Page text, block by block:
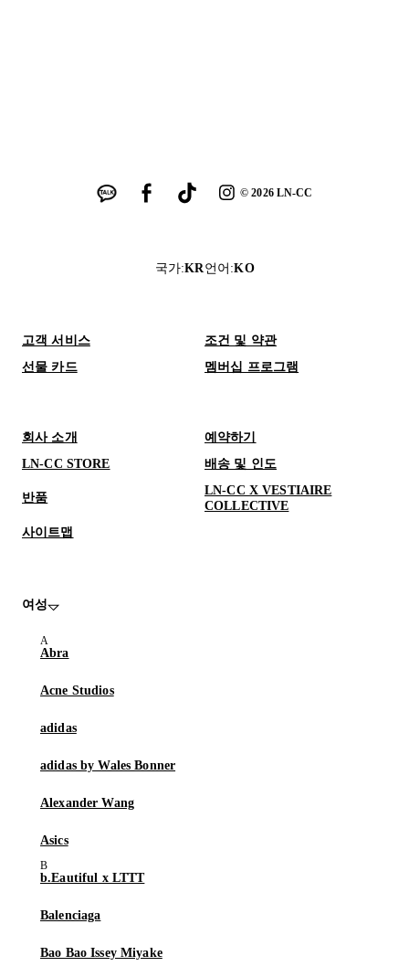
©2026LN-CC
국가:KR 언어 :KO
고객 서비스
조건 및 약관
선물 카드
멤버십 프로그램
회사 소개
예약하기
LN-CC STORE
배송 및 인도
반품
LN-CC X VESTIAIRE
COLLECTIVE
사이트맵
여성
Abra
Acne Studios
adidas
adidas by Wales Bonner
Alexander Wang
Asics
b.Eautiful x LTTT
Balenciaga
Bao Bao Issey Miyake